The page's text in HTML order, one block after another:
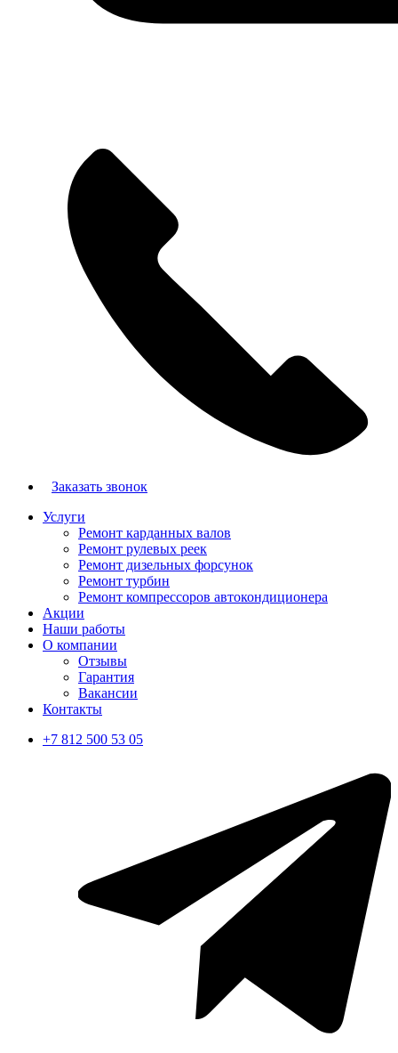
Заказать звонок
Услуги
Ремонт карданных валов
Ремонт рулевых реек
Ремонт дизельных форсунок
Ремонт турбин
Ремонт компрессоров автокондиционера
Акции
Наши работы
О компании
Отзывы
Гарантия
Вакансии
Контакты
+7 812 500 53 05